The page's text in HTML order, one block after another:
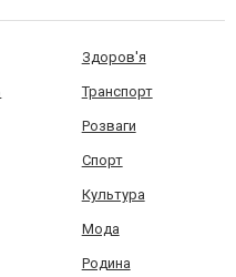
Здоров'я
Транспорт
Розваги
Спорт
Культура
Мода
Родина